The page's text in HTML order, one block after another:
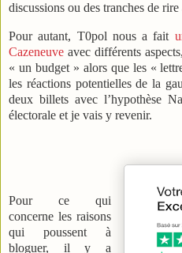
discussions ou des tranches de
Pour autant, T0pol nous a fait
Cazeneuve avec différents
« un budget » alors que les «
les réactions potentielles de la
deux billets avec l’hypothèse
électorale et je vais y revenir.
Pour ce qui
concerne les raisons
qui poussent à
bloguer, il y a